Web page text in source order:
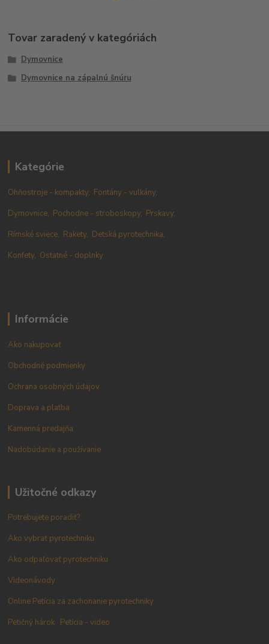
Tovar zaradený v kategóriách
Dymovnice
Dymovnice na zápalnú šnúru
Kategórie
Ohňostroje - kompakty, Fontány - vulkány,
Dymovnice, Pochodne - stroboskopy, Prskavy,
Rímské sviece, Rakety, Detská pyrotechnika,
Konfety, Ostatné - doplnky
Informácie
Ako nakupovať
Obchodné podmienky
Ochrana osobných údajov
Doprava a platba
Kamenná predajňa
Nadobúdanie a používanie
Užitočné odkazy
Potrebujete poradiť?
Ako vybrať pyrotechniku
Ako odpaľovať pyrotechniku
Videonávody
Online Petícia za zachonanie pyrotechniky
Petičný hárok Petícia - video